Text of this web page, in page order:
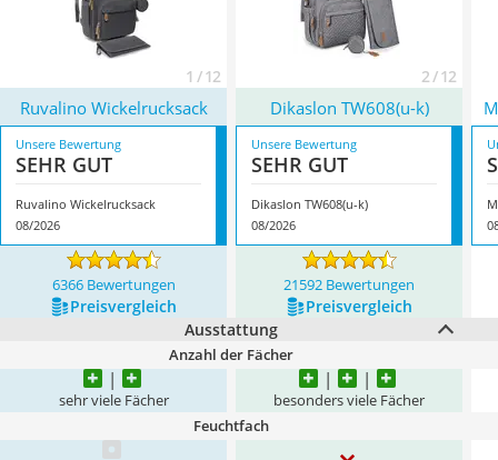
1 / 12 2 / 12
Ruvalino Wickelrucksack Dikaslon TW608(u-k)
Unsere Bewertung
SEHR GUT
Ruvalino Wickelrucksack
08/2026
Unsere Bewertung
SEHR GUT
Dikaslon TW608(u-k)
08/2026
6366 Bewertungen 21592 Bewertungen
Preis­vergleich
Preis­vergleich
Ausstattung
Anzahl der Fächer
sehr viele Fächer besonders viele Fächer
Feuchtfach